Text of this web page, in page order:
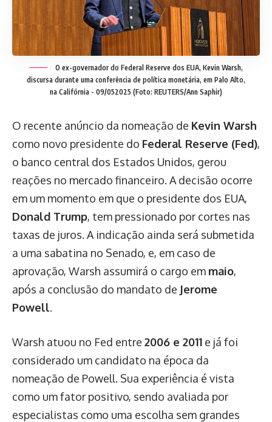
O ex-governador do Federal Reserve dos EUA, Kevin Warsh,
discursa durante uma conferência de política monetária, em Palo Alto,
na Califórnia - 09/052025 (Foto: REUTERS/Ann Saphir)
O recente anúncio da nomeação de Kevin Warsh
como novo presidente do Federal Reserve (Fed),
o banco central dos Estados Unidos, gerou
reações no mercado financeiro. A decisão ocorre
em um momento em que o presidente dos EUA,
Donald Trump, tem pressionado por cortes nas
taxas de juros. A indicação ainda será submetida
a uma sabatina no Senado, e, em caso de
aprovação, Warsh assumirá o cargo em maio,
após a conclusão do mandato de Jerome
Powell.
Warsh atuou no Fed entre 2006 e 2011 e já foi
considerado um candidato na época da
nomeação de Powell. Sua experiência é vista
como um fator positivo, sendo avaliada por
especialistas como uma escolha sem grandes